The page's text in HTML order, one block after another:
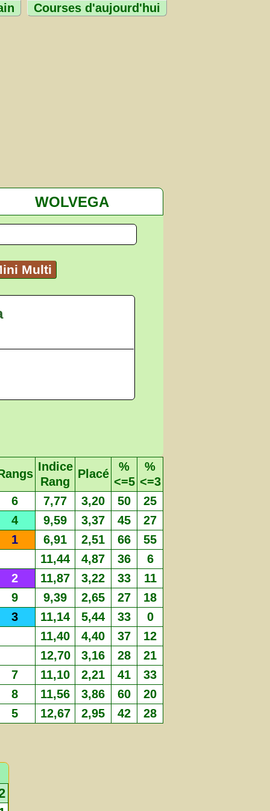
Courses d'aujourd'hui
WOLVEGA
Multi
Indice
Rang
Placé
%
<=5
%
<=3
6
7,77 3,20 50
25
4
9,59 3,37 45
27
1
6,91 2,51 66
55
11,44
4,87 36
6
2
11,87 3,22 33
11
9
9,39 2,65 27
18
3
11,14 5,44 33
0
11,40
4,40 37
12
12,70
3,16 28
21
7
11,10 2,21 41
33
8
11,56 3,86 60
20
5
12,67 2,95 42 28